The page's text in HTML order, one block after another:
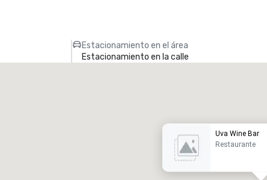
Estacionamiento en el área
Estacionamiento en la calle
Uva Wine Bar
Restaurante